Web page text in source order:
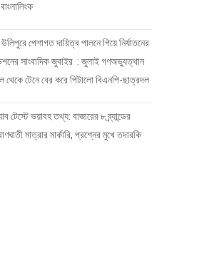
উলিপুরে পেশাগত দায়িত্ব পালনে গিয়ে নির্যাতনের
সাংবাদিক জুবাইর : জুলাই গণঅভ্যুত্থান
থেকে টেনে বের করে পিটালো বিএনপি-ছাত্রদল
টেস্টে ভয়াবহ তথ্য: বাজারের ৮ ব্র্যান্ডের
মাত্রার মার্কারি, প্রশ্নের মুখে তদারকি